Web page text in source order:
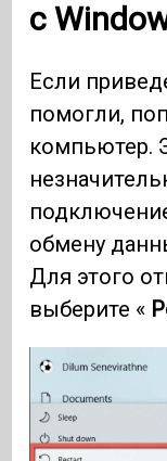
с
Если
помогли,
компьютер.
обмену
Для этого
выберите «